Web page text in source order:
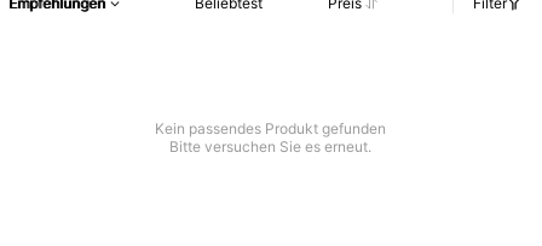
Kein passendes Produkt gefunden
Bitte versuchen Sie es erneut.